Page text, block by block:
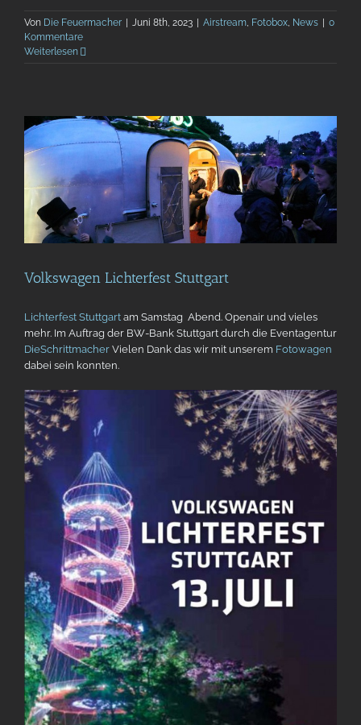
Von Die Feuermacher Juni 8th, 2023 Airstream, Fotobox, News
0
Kommentare
Weiterlesen
Volkswagen Lichterfest Stuttgart
Lichterfest Stuttgart am Samstag Abend. Openair und vieles
mehr. Im Auftrag der BW-Bank Stuttgart durch die Eventagentur
DieSchrittmacher Vielen Dank das wir mit unserem Fotowagen
dabei sein konnten.